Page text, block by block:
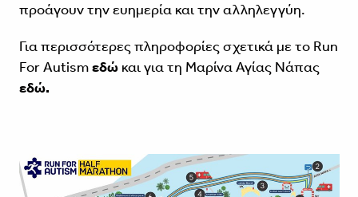
προάγουν την ευημερία και την αλληλεγγύη.
Για περισσότερες πληροφορίες σχετικά με το Run
For Autismεδώκαι για τη Μαρίνα Αγίας Νάπας
εδώ.